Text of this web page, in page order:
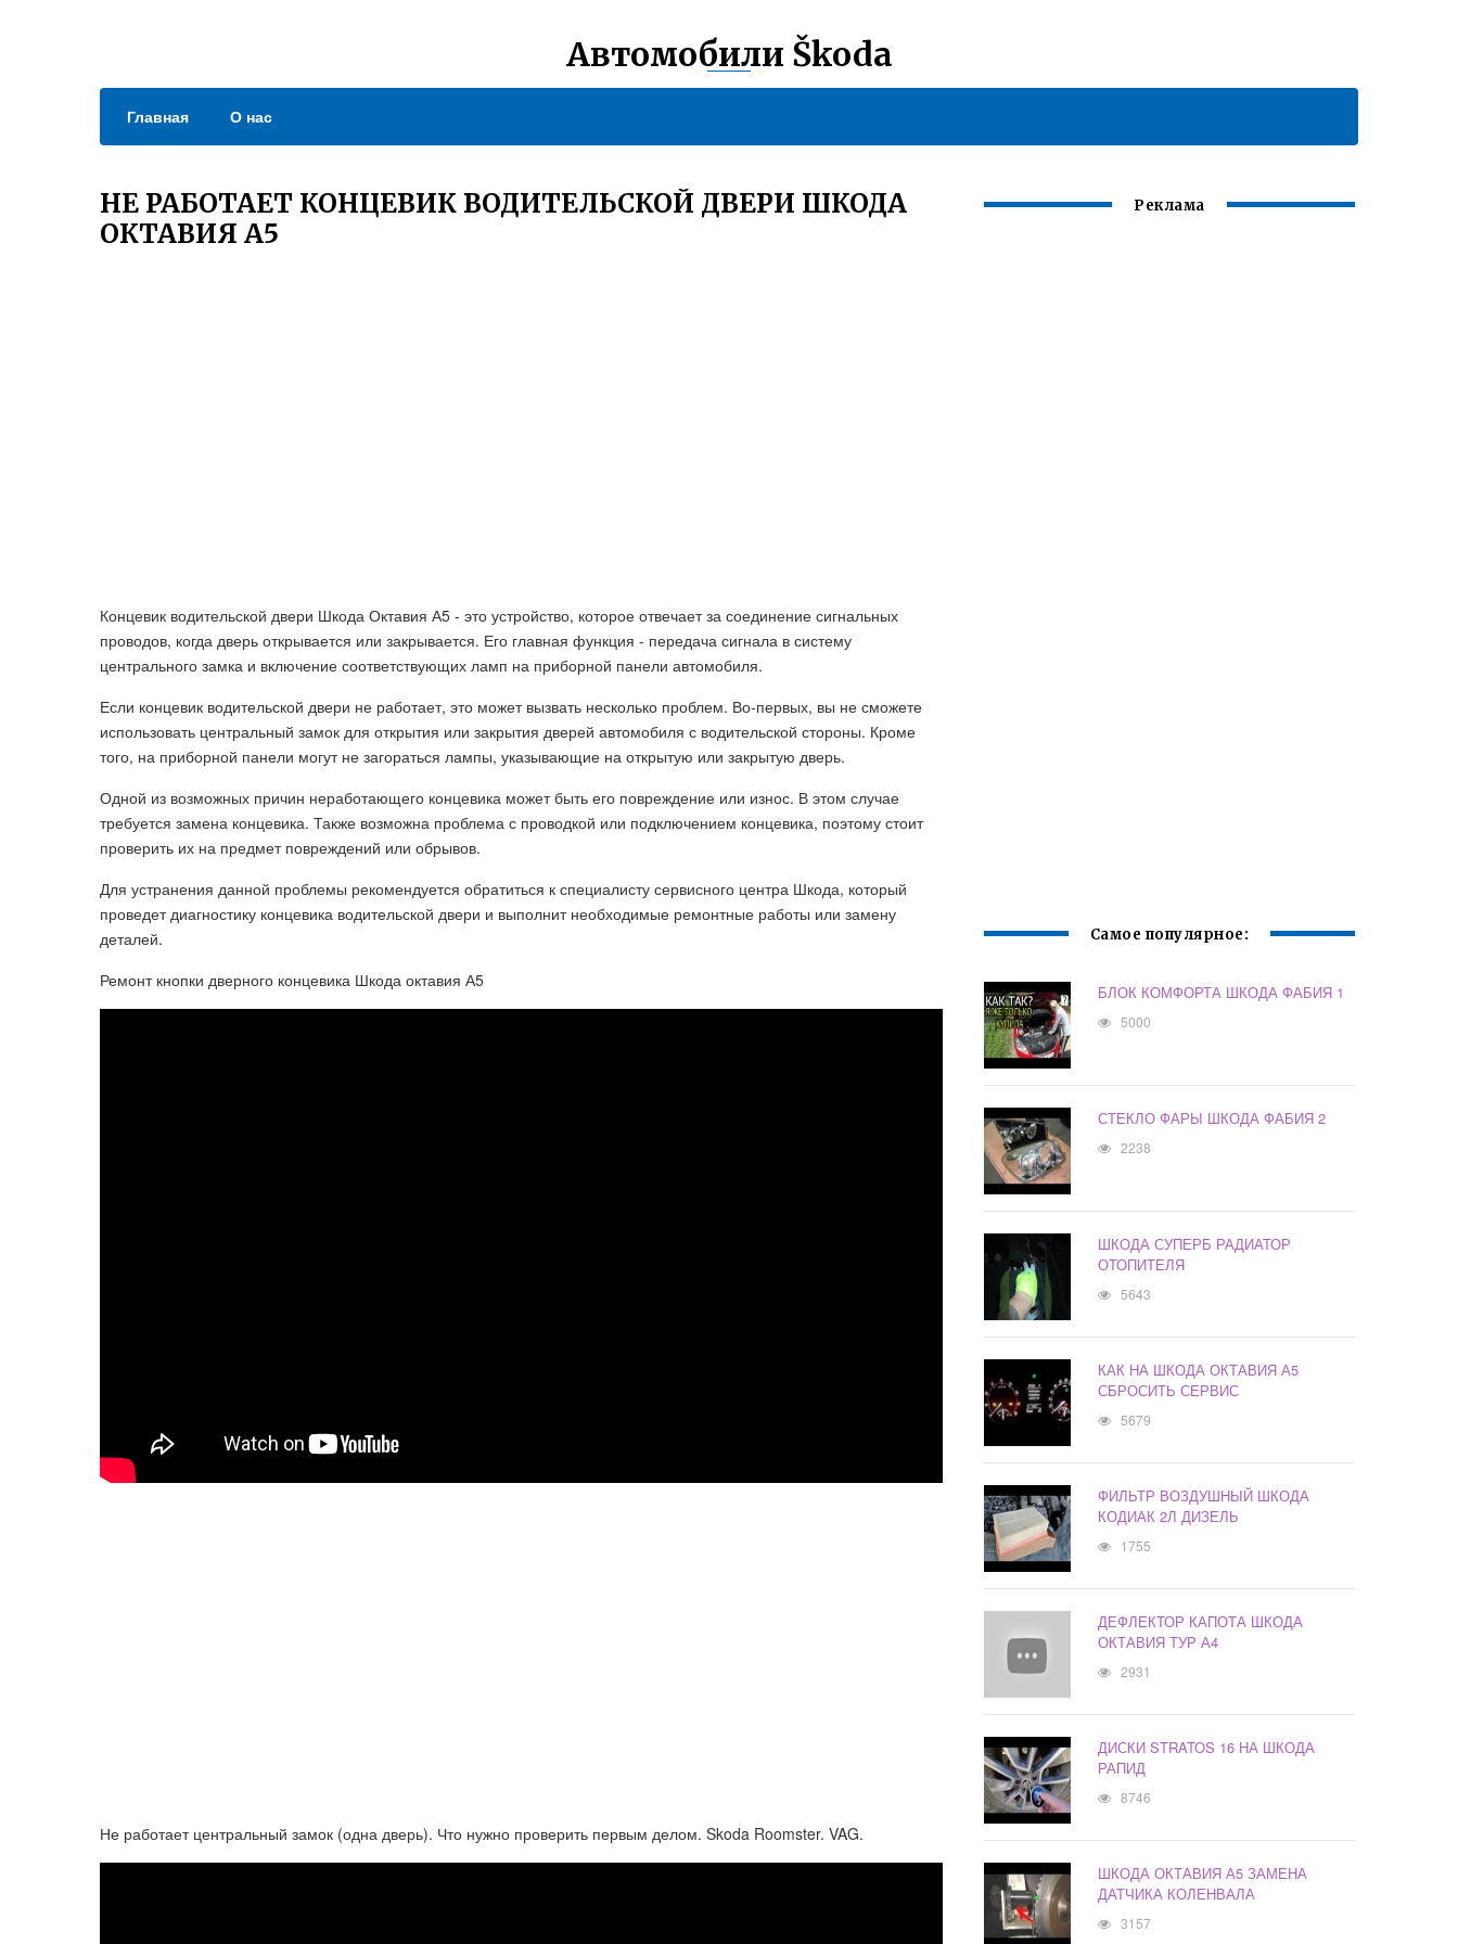
Автомобили Škoda
Главная О нас
НЕ РАБОТАЕТ КОНЦЕВИК ВОДИТЕЛЬСКОЙ ДВЕРИ ШКОДА
ОКТАВИЯ А5
Концевик водительской двери Шкода Октавия А5 - это устройство, которое отвечает за соединение сигнальных
проводов, когда дверь открывается или закрывается. Его главная функция - передача сигнала в систему
центрального замка и включение соответствующих ламп на приборной панели автомобиля.
Если концевик водительской двери не работает, это может вызвать несколько проблем. Во-первых, вы не сможете
использовать центральный замок для открытия или закрытия дверей автомобиля с водительской стороны. Кроме
того, на приборной панели могут не загораться лампы, указывающие на открытую или закрытую дверь.
Одной из возможных причин неработающего концевика может быть его повреждение или износ. В этом случае
требуется замена концевика. Также возможна проблема с проводкой или подключением концевика, поэтому стоит
проверить их на предмет повреждений или обрывов.
Для устранения данной проблемы рекомендуется обратиться к специалисту сервисного центра Шкода, который
проведет диагностику концевика водительской двери и выполнит необходимые ремонтные работы или замену
деталей.
Ремонт кнопки дверного концевика Шкода октавия А5
Не работает центральный замок (одна дверь). Что нужно проверить первым делом. Skoda Roomster. VAG.
Реклама
Самое популярное:
БЛОК КОМФОРТА ШКОДА ФАБИЯ 1
5000
СТЕКЛО ФАРЫ ШКОДА ФАБИЯ 2
2238
ШКОДА СУПЕРБ РАДИАТОР
ОТОПИТЕЛЯ
5643
КАК НА ШКОДА ОКТАВИЯ А5
СБРОСИТЬ СЕРВИС
5679
ФИЛЬТР ВОЗДУШНЫЙ ШКОДА
КОДИАК 2Л ДИЗЕЛЬ
1755
ДЕФЛЕКТОР КАПОТА ШКОДА
ОКТАВИЯ ТУР А4
2931
ДИСКИ STRATOS 16 НА ШКОДА
РАПИД
8746
ШКОДА ОКТАВИЯ А5 ЗАМЕНА
ДАТЧИКА КОЛЕНВАЛА
3157